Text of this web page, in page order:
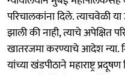
परिचालकांना दिले. त्याचवेळी
झाली की नाही, त्याचे अपेक्षित
खातरजमा करण्याचे आदेश न्या.
यांच्या खंडपीठाने महाराष्ट्र